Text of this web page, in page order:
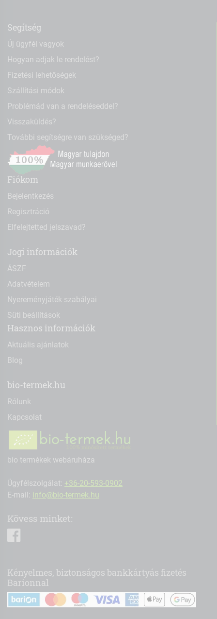
Segítség
Új ügyfél vagyok
Hogyan adjak le rendelést?
Fizetési lehetőségek
Szállítási módok
Problémád van a rendeléseddel?
Visszaküldés?
További segítségre van szükséged?
Fiókom
Bejelentkezés
Regisztráció
Elfelejtetted jelszavad?
Jogi információk
ÁSZF
Adatvételem
Nyereményjáték szabályai
Süti beállítások
Hasznos információk
Aktuális ajánlatok
Blog
bio-termek.hu
Rólunk
Kapcsolat
bio termékek webáruháza
Ügyfélszolgálat: +36-20-593-0902
E-mail: info@bio-termek.hu
Kövess minket:
Kényelmes, biztonságos bankkártyás fizetés
Barionnal